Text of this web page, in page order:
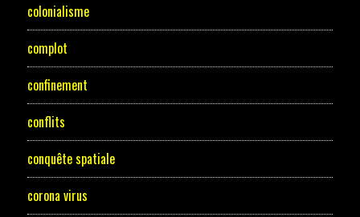
colonialisme
complot
confinement
conflits
conquête spatiale
corona virus